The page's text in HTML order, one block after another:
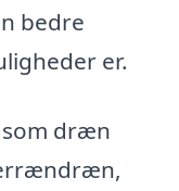
bedre
er.
dræn